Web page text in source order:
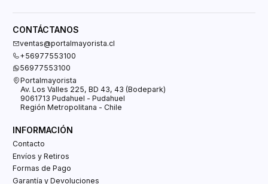
CONTÁCTANOS
ventas@portalmayorista.cl
+56977553100
56977553100
Portalmayorista
Av. Los Valles 225, BD 43, 43 (Bodepark)
9061713 Pudahuel - Pudahuel
Región Metropolitana - Chile
INFORMACIÓN
Contacto
Envíos y Retiros
Formas de Pago
Garantía y Devoluciones